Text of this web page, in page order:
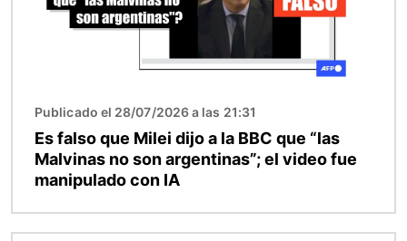
Publicado el 28/07/2026 a las 21:31
Es falso que Milei dijo a la BBC que “las
Malvinas no son argentinas”; el video fue
manipulado con IA